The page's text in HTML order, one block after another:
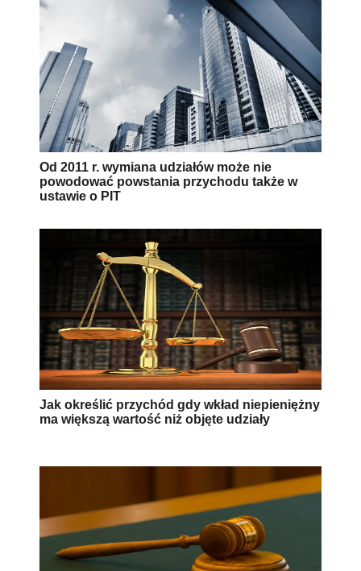
Od 2011 r. wymiana udziałów może nie
powodować powstania przychodu także w
ustawie o PIT
Jak określić przychód gdy wkład niepieniężny
ma większą wartość niż objęte udziały